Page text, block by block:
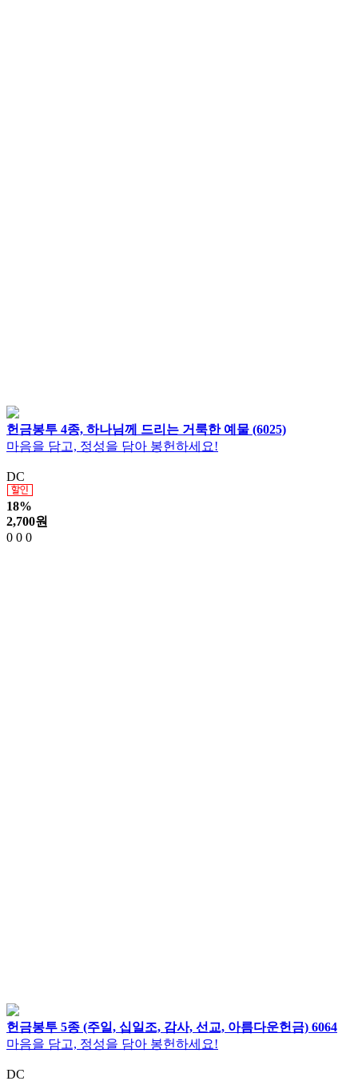
헌금봉투 4종, 하나님께 드리는 거룩한 예물 (6025)
마음을 담고, 정성을 담아 봉헌하세요!
DC
18%
2,700원
0 0 0
헌금봉투 5종 (주일, 십일조, 감사, 선교, 아름다운헌금) 6064
마음을 담고, 정성을 담아 봉헌하세요!
DC